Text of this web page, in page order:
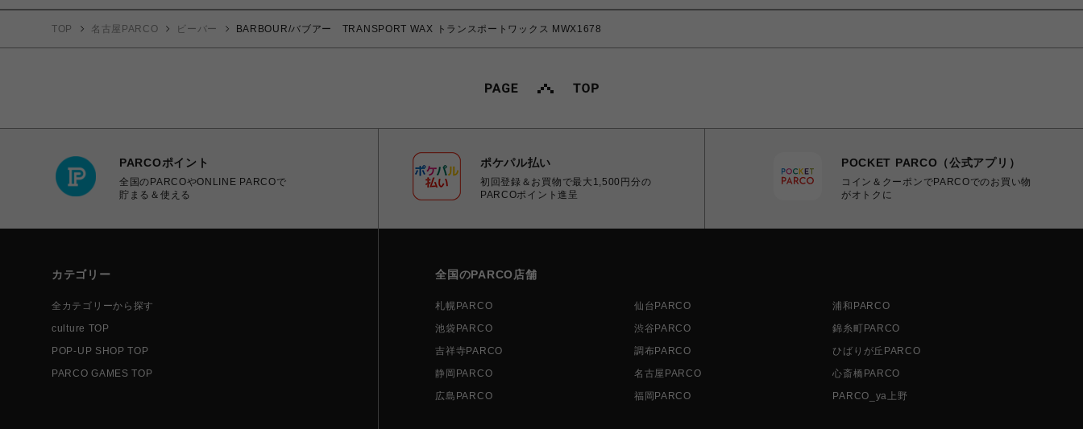
TOP 名古屋PARCO ビーバー BARBOUR/バブアー TRANSPORT WAX トランスポートワックス MWX1678
PARCOポイント
全国のPARCOやONLINE PARCOで
貯まる＆使える
ポケパル払い
初回登録＆お買物で最大1,500円分の
PARCOポイント進呈
POCKET PARCO（公式アプリ）
コイン＆クーポンでPARCOでのお買い物
がオトクに
カテゴリー
全カテゴリーから探す
culture TOP
POP-UP SHOP TOP
PARCO GAMES TOP
全国のPARCO店舗
札幌PARCO 仙台PARCO
浦和PARCO
池袋PARCO
渋谷PARCO
錦糸町PARCO
吉祥寺PARCO
調布PARCO
ひばりが丘PARCO
静岡PARCO
名古屋PARCO
心斎橋PARCO
広島PARCO
福岡PARCO PARCO_ya上野